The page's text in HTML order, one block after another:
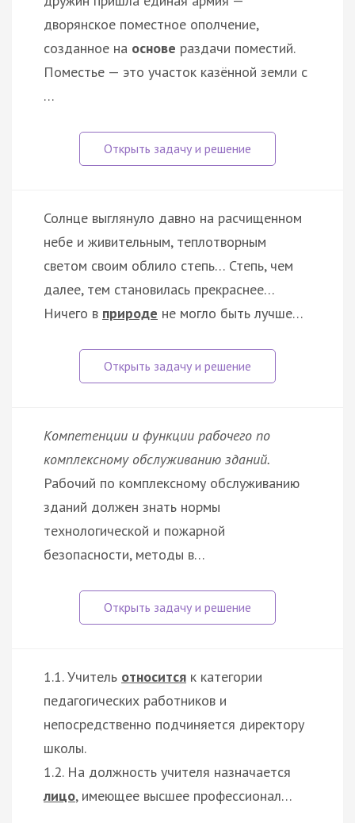
дворянское поместное ополчение,
созданное на основе раздачи поместий.
Поместье — это участок казённой земли с
…
Солнце выглянуло давно на расчищенном
небе и живительным, теплотворным
светом своим облило степь… Степь, чем
далее, тем становилась прекраснее…
Ничего в природе не могло быть лучше…
Компетенции и функции рабочего по
комплексному обслуживанию зданий.
Рабочий по комплексному обслуживанию
зданий должен знать нормы
технологической и пожарной
безопасности, методы в…
1.1. Учитель относится к категории
педагогических работников и
непосредственно подчиняется директору
школы.
1.2. На должность учителя назначается
лицо, имеющее высшее профессионал…